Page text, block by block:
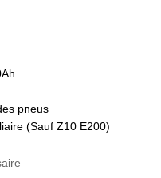
pneus
(Sauf Z10 E200)